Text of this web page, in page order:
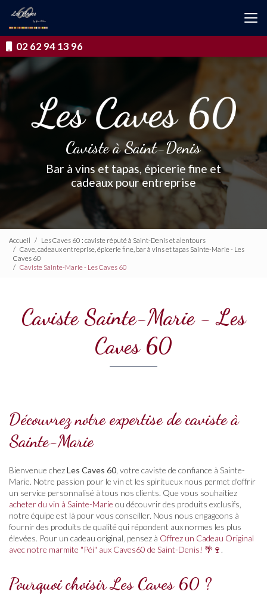
contenu
principal
02 62 94 13 96
Caviste à Saint-Denis
Bar à vins et tapas, épicerie fine et
cadeaux pour entreprise
Accueil
Les Caves 60 : caviste réputé à Saint-Denis et alentours
Cave, cadeaux entreprise, épicerie fine, bar à vins et tapas Sainte-Marie - Les
Caves 60
Caviste Sainte-Marie - Les Caves 60
Caviste Sainte-Marie - Les
Caves 60
Découvrez notre expertise de caviste à
Sainte-Marie
Bienvenue chezLes Caves 60 , votre caviste de confiance à Sainte-
Marie. Notre passion pour le vin et les spiritueux nous permet d'offrir
un service personnalisé à tous nos clients. Que vous souhaitiez
acheter du vin à Sainte-Marie ou découvrir des produits exclusifs,
notre équipe est là pour vous conseiller. Nous nous engageons à
fournir des produits de qualité qui répondent aux normes les plus
élevées. Pour un cadeau original, pensez à Offrez un Cadeau Original
avec notre marmite "Péi" aux Caves60 de Saint-Denis! 🌴🍷 .
Pourquoi choisir Les Caves 60 ?